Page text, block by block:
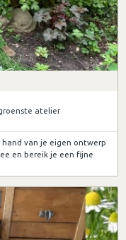
atelier
hand van je eigen ontwerp
en bereik je een fijne